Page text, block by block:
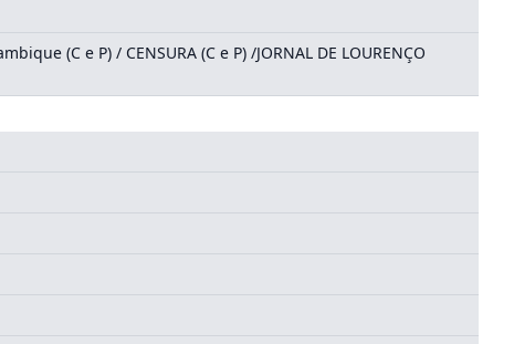
(C e P) / CENSURA (C e P) /JORNAL DE LOURENÇO